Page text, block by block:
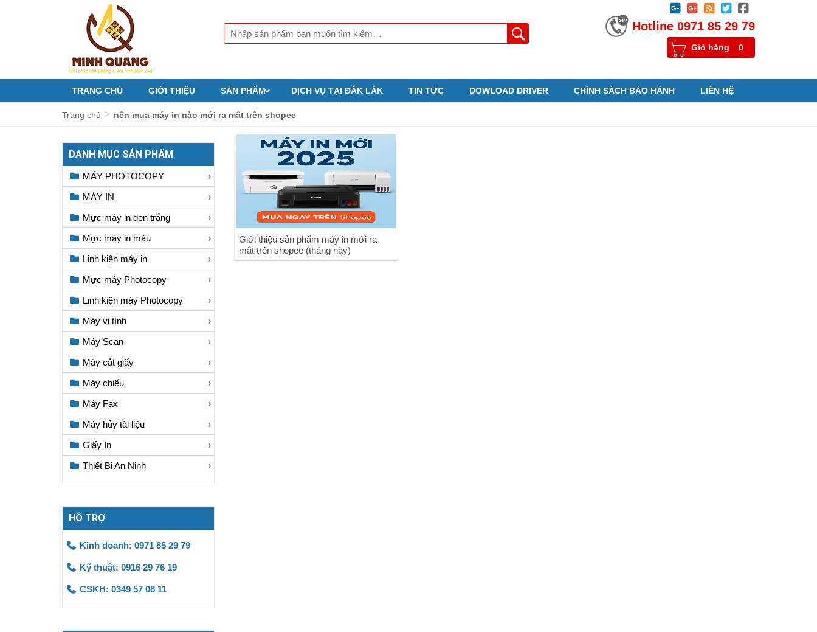





Hotline 0971 85 29 79
Giỏ hàng 0
TRANG CHỦ GIỚI THIỆU SẢN PHẨM DỊCH VỤ TẠI ĐẮK LẮK TIN TỨC DOWLOAD DRIVER CHÍNH SÁCH BẢO HÀNH LIÊN HỆ
Trang chủ > nên mua máy in nào mới ra mắt trên shopee
Giới thiệu sản phẩm máy in mới ra
mắt trên shopee (tháng này)
DANH MỤC SẢN PHẨM
MÁY PHOTOCOPY
MÁY IN
Mực máy in đen trắng
Mực máy in màu
Linh kiện máy in
Mực máy Photocopy
Linh kiện máy Photocopy
Máy vi tính
Máy Scan
Máy cắt giấy
Máy chiếu
Máy Fax
Máy hủy tài liệu
Giấy In
Thiết Bị An Ninh
HỖ TRỢ
Kinh doanh: 0971 85 29 79
Kỹ thuật: 0916 29 76 19
CSKH: 0349 57 08 11